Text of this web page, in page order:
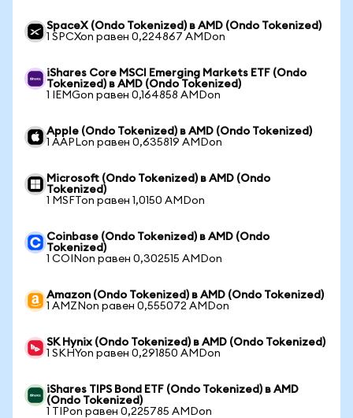
SpaceX (Ondo Tokenized) в AMD (Ondo Tokenized)
1 SPCXon равен 0,224867 AMDon
iShares Core MSCI Emerging Markets ETF (Ondo
Tokenized) в AMD (Ondo Tokenized)
1 IEMGon равен 0,164858 AMDon
Apple (Ondo Tokenized) в AMD (Ondo Tokenized)
1 AAPLon равен 0,635819 AMDon
Microsoft (Ondo Tokenized) в AMD (Ondo
Tokenized)
1 MSFTon равен 1,0150 AMDon
Coinbase (Ondo Tokenized) в AMD (Ondo
Tokenized)
1 COINon равен 0,302515 AMDon
Amazon (Ondo Tokenized) в AMD (Ondo Tokenized)
1 AMZNon равен 0,555072 AMDon
SK Hynix (Ondo Tokenized) в AMD (Ondo Tokenized)
1 SKHYon равен 0,291850 AMDon
iShares TIPS Bond ETF (Ondo Tokenized) в AMD
(Ondo Tokenized)
1 TIPon равен 0,225785 AMDon